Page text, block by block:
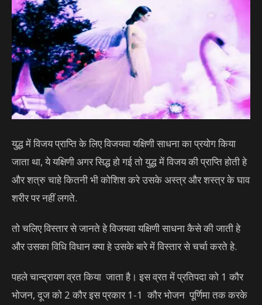
युद्ध में विजय प्राप्ति के लिए विजयवा यक्षिणी साधना का प्रयोग किया
जाता था, ये यक्षिणी अगर सिद्ध हो गई तो युद्ध में विजय की प्राप्ति होती हे
और शत्रु चाहे कितनी भी कोशिश करे उसके अस्त्र और शस्त्र के घाव
शरीर पर नहीं लगते.
तो चलिए विस्तार से जानते हे विजयवा यक्षिणी साधना कैसे की जाती हे
और उसका विधि विधान क्या हे उसके बारे में विस्तार से चर्चा करते हे.
पहले चान्द्रायण व्रत किया जाता है। इस व्रत में प्रतिपदा को 1 कौर
भोजन, दूज को 2 कौर इस प्रकार 1-1 कौर भोजन पूर्णिमा तक करके